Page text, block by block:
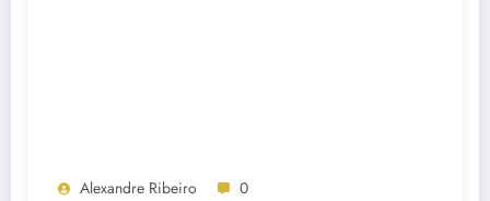
Alexandre Ribeiro 0